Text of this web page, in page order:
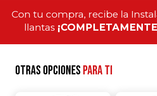
Con tu compra, recibe la
llantas
Otras opcionespara ti